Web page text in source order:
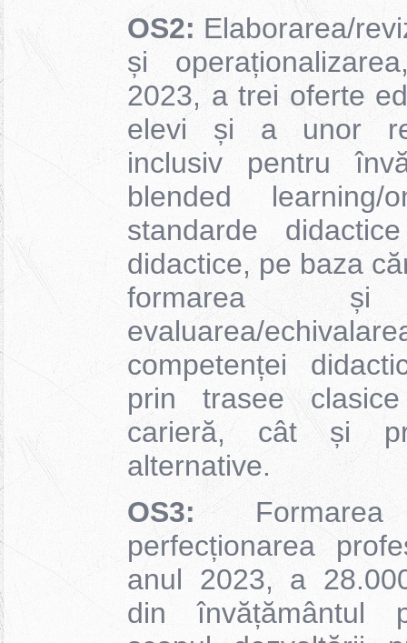
OS2: Elaborarea/
și
2023, a trei oferte
elevi și a unor
inclusiv pentru
blended
standarde
didactice, pe baza
formarea și
evaluarea/
competenței
prin trasee
carieră, cât și
alternative.
OS3:
perfecționarea
anul 2023, a
din învățământul